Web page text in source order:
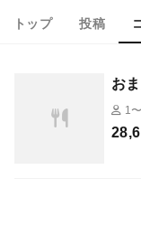
トップ 投稿
お
1